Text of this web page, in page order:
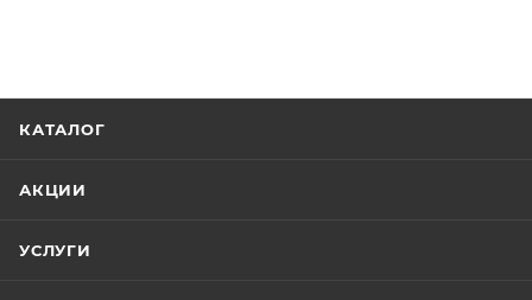
КАТАЛОГ
АКЦИИ
УСЛУГИ